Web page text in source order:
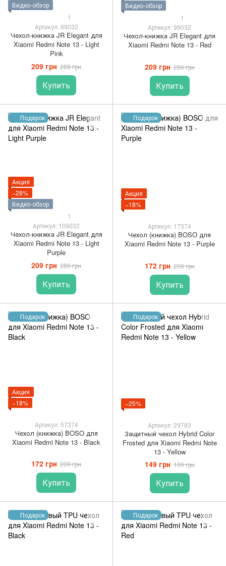
Видео-обзор
1
Артикул: 89032
Чехол-книжка JR Elegant для
Xiaomi Redmi Note 13 - Light
Pink
209 грн 289 грн
Купить
Видео-обзор
1
Артикул: 99032
Чехол-книжка JR Elegant для
Xiaomi Redmi Note 13 - Red
209 грн 289 грн
Купить
Подарок
Акция
−28%
Видео-обзор
1
Артикул: 109032
Чехол-книжка JR Elegant для
Xiaomi Redmi Note 13 - Light
Purple
209 грн 289 грн
Купить
Подарок
Акция
−18%
Артикул: 17374
Чехол (книжка) BOSO для
Xiaomi Redmi Note 13 - Purple
172 грн 209 грн
Купить
Подарок
Акция
−18%
Артикул: 57374
Чехол (книжка) BOSO для
Xiaomi Redmi Note 13 - Black
172 грн 209 грн
Купить
Подарок
−25%
Артикул: 29783
Защитный чехол Hybrid Color
Frosted для Xiaomi Redmi Note
13 - Yellow
149 грн 199 грн
Купить
Подарок Подарок